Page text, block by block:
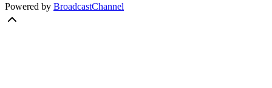
Powered by BroadcastChannel